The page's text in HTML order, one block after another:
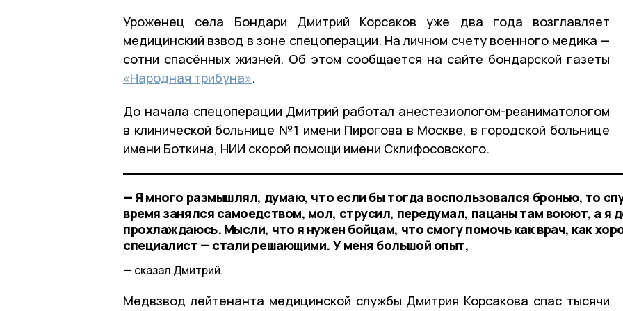
Уроженец села Бондари Дмитрий Корсаков уже два года возглавляет
медицинский взвод в зоне спецоперации. На личном счету военного медика —
сотни спасённых жизней. Об этом сообщается на сайте бондарской газеты
«Народная трибуна».
До начала спецоперации Дмитрий работал анестезиологом-реаниматологом
в клинической больнице №1 имени Пирогова в Москве, в городской больнице
имени Боткина, НИИ скорой помощи имени Склифосовского.
— Я много размышлял, думаю, что если бы тогда воспользовался бронью, то
время занялся самоедством, мол, струсил, передумал, пацаны там воюют, а я
прохлаждаюсь. Мысли, что я нужен бойцам, что смогу помочь как врач, как
специалист — стали решающими. У меня большой опыт,
сказал Дмитрий.
Медвзвод лейтенанта медицинской службы Дмитрия Корсакова спас тысячи